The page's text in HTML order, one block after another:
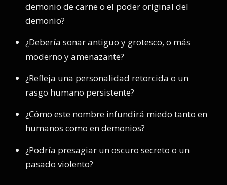
demonio de carne o el poder original del
demonio?
¿Debería sonar antiguo y grotesco, o más
moderno y amenazante?
¿Refleja una personalidad retorcida o un
rasgo humano persistente?
¿Cómo este nombre infundirá miedo tanto en
humanos como en demonios?
¿Podría presagiar un oscuro secreto o un
pasado violento?